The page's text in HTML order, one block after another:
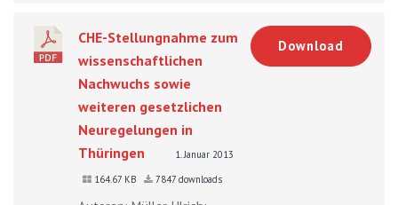
CHE-Stellungnahme zum
wissenschaftlichen
Nachwuchs sowie
weiteren gesetzlichen
Neuregelungen in
Thüringen
1. Januar 2013
164.67 KB
7847 downloads
Download